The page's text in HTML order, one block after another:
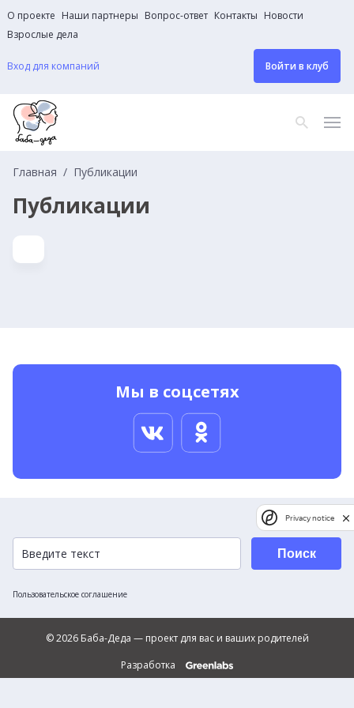
О проекте Наши партнеры Вопрос-ответ Контакты Новости
Взрослые дела
Вход для компаний Войти в клуб
Главная Публикации
Публикации
Мы в соцсетях
Пользовательское соглашение
Поиск
© 2026 Баба-Деда — проект для вас и ваших родителей
Разработка
Privacy notice